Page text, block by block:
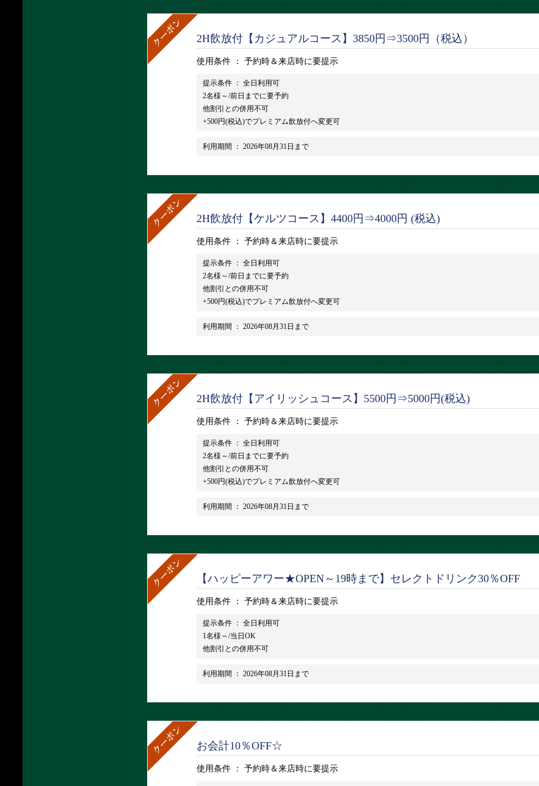
2H飲放付【カジュアルコース】3850円⇒3500円（税込）
使用条件 ： 予約時＆来店時に要提示
提示条件 ： 全日利用可
2名様～/前日までに要予約
他割引との併用不可
+500円(税込)でプレミアム飲放付へ変更可
利用期間 ： 2026年08月31日まで
2H飲放付【ケルツコース】4400円⇒4000円 (税込)
使用条件 ： 予約時＆来店時に要提示
提示条件 ： 全日利用可
2名様～/前日までに要予約
他割引との併用不可
+500円(税込)でプレミアム飲放付へ変更可
利用期間 ： 2026年08月31日まで
2H飲放付【アイリッシュコース】5500円⇒5000円(税込)
使用条件 ： 予約時＆来店時に要提示
提示条件 ： 全日利用可
2名様～/前日までに要予約
他割引との併用不可
+500円(税込)でプレミアム飲放付へ変更可
利用期間 ： 2026年08月31日まで
【ハッピーアワー★OPEN～19時まで】セレクトドリンク30％OFF
使用条件 ： 予約時＆来店時に要提示
提示条件 ： 全日利用可
1名様～/当日OK
他割引との併用不可
利用期間 ： 2026年08月31日まで
お会計10％OFF☆
使用条件 ： 予約時＆来店時に要提示